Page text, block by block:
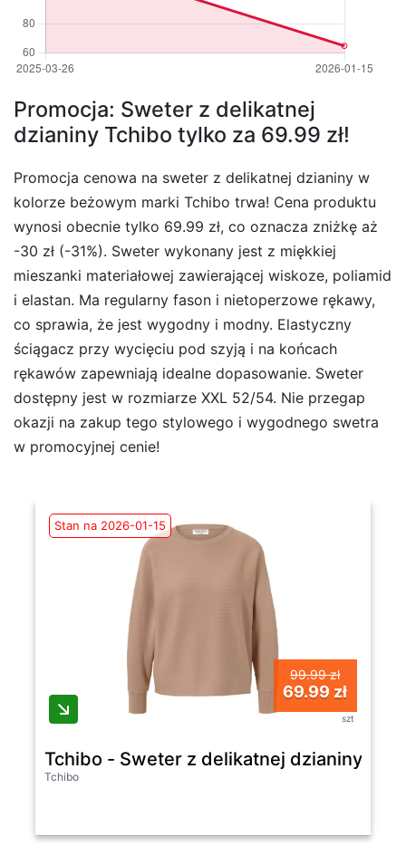
Promocja: Sweter z delikatnej
dzianiny Tchibo tylko za 69.99 zł!
Promocja cenowa na sweter z delikatnej dzianiny w
kolorze beżowym marki Tchibo trwa! Cena produktu
wynosi obecnie tylko 69.99 zł, co oznacza zniżkę aż
-30 zł (-31%). Sweter wykonany jest z miękkiej
mieszanki materiałowej zawierającej wiskoze, poliamid
i elastan. Ma regularny fason i nietoperzowe rękawy,
co sprawia, że jest wygodny i modny. Elastyczny
ściągacz przy wycięciu pod szyją i na końcach
rękawów zapewniają idealne dopasowanie. Sweter
dostępny jest w rozmiarze XXL 52/54. Nie przegap
okazji na zakup tego stylowego i wygodnego swetra
w promocyjnej cenie!
Stan na 2026-01-15
99.99 zł
69.99 zł
szt
Tchibo - Sweter z delikatnej dzianiny-
Tchibo